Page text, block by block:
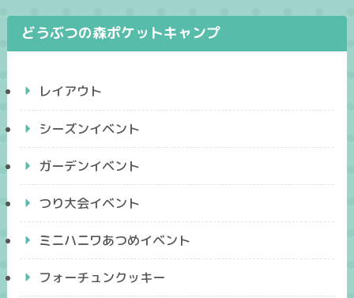
どうぶつの森ポケットキャンプ
レイアウト
シーズンイベント
ガーデンイベント
つり大会イベント
ミニハニワあつめイベント
フォーチュンクッキー